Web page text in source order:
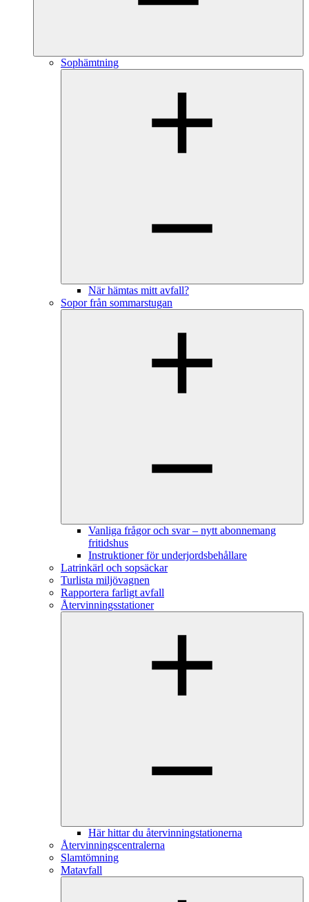
Sophämtning
När hämtas mitt avfall?
Sopor från sommarstugan
Vanliga frågor och svar – nytt abonnemang
fritidshus
Instruktioner för underjordsbehållare
Latrinkärl och sopsäckar
Turlista miljövagnen
Rapportera farligt avfall
Återvinningsstationer
Här hittar du återvinningstationerna
Återvinningscentralerna
Slamtömning
Matavfall